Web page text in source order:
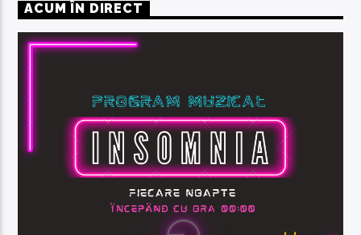
ACUM ÎN DIRECT